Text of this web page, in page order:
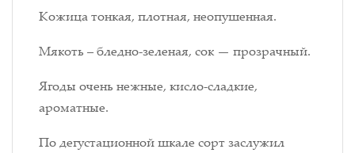
Кожица тонкая, плотная, неопушенная.
Мякоть – бледно-зеленая, сок — прозрачный.
Ягоды очень нежные, кисло-сладкие,
ароматные.
По дегустационной шкале сорт заслужил